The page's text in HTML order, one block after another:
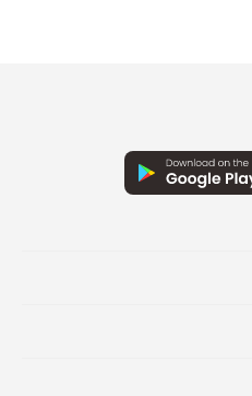
اختيار
الخيارات